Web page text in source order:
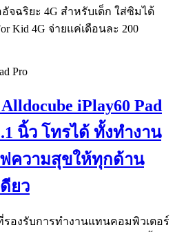
ฉริยะ 4G สำหรับเด็ก ใส่ซิมได้
Kid 4G จ่ายแค่เดือนละ 200
iPlay60 Pad
นิ้ว โทรได้ ทั้งทำงาน
ฟความสุขให้ทุกด้าน
ยว
องรับการทำงานแทนคอมพิวเตอร์